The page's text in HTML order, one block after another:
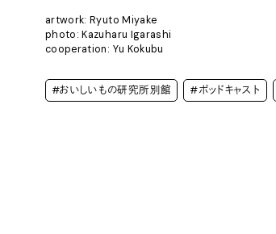
artwork: Ryuto Miyake
photo: Kazuharu Igarashi
cooperation: Yu Kokubu
#おいしいもの研究所別館 #ポッドキャスト